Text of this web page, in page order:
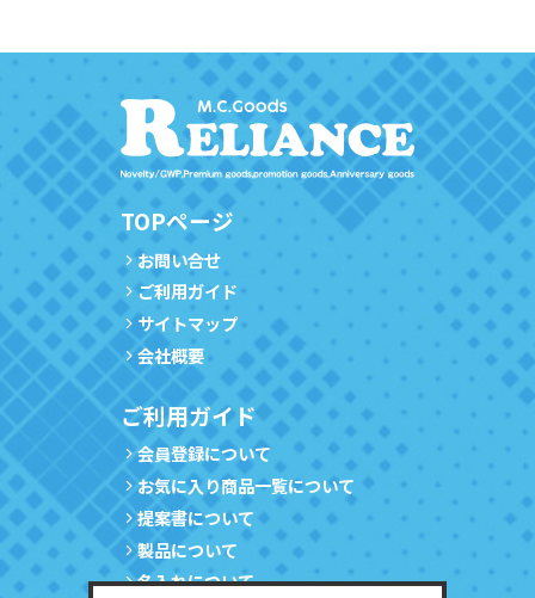
TOPページ
お問い合せ
ご利用ガイド
サイトマップ
会社概要
ご利用ガイド
会員登録について
お気に入り商品一覧について
提案書について
製品について
名入れについて